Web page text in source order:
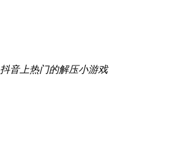
抖音上热门的解压小游戏